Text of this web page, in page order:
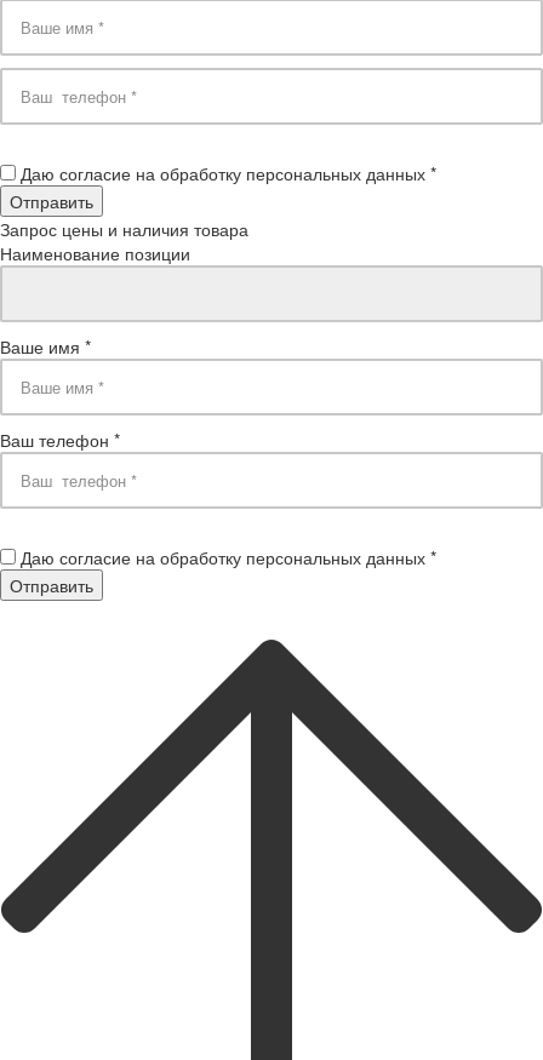
Даю согласие на обработку персональных данных *
Запрос цены и наличия товара
Наименование позиции
Ваше имя *
Ваш телефон *
Даю согласие на обработку персональных данных *